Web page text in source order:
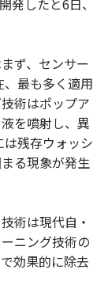
ず、センサー
最も多く適用
術はポップア
を噴射し、異
残存ウォッシ
る現象が発生
術は現代自・
ニング技術の
効果的に除去